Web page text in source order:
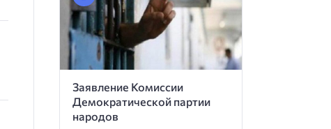
Заявление Комиссии
Демократической партии
народов